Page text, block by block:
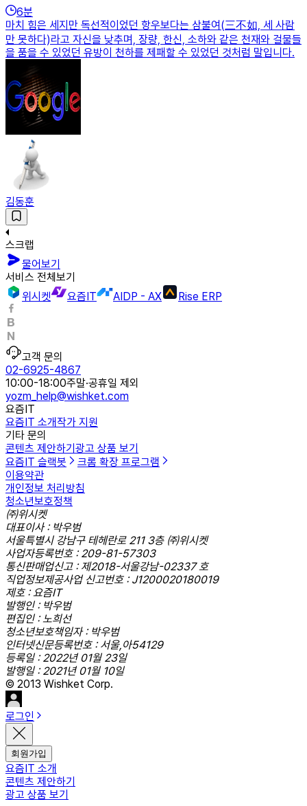
6분
마치 힘은 세지만 독선적이었던 항우보다는 삼불여(三不如, 세 사람
만 못하다)라고 자신을 낮추며, 장량, 한신, 소하와 같은 천재와 걸물들
을 품을 수 있었던 유방이 천하를 제패할 수 있었던 것처럼 말입니다.
김동훈
스크랩
물어보기
서비스 전체보기
위시켓
요즘IT AIDP - AX Rise ERP
고객 문의
02-6925-4867
10:00-18:00주말·공휴일 제외
yozm_help@wishket.com
요즘IT
요즘IT 소개작가 지원
기타 문의
콘텐츠 제안하기 광고 상품 보기
요즘IT 슬랙봇
크롬 확장 프로그램
이용약관
개인정보 처리방침
청소년보호정책
㈜위시켓
대표이사 : 박우범
서울특별시 강남구 테헤란로 211 3층 ㈜위시켓
사업자등록번호 : 209-81-57303
통신판매업신고 : 제2018-서울강남-02337 호
직업정보제공사업 신고번호 : J1200020180019
제호 : 요즘IT
발행인 : 박우범
편집인 : 노희선
청소년보호책임자 : 박우범
인터넷신문등록번호 : 서울,아54129
등록일 : 2022년 01월 23일
발행일 : 2021년 01월 10일
© 2013 Wishket Corp.
로그인
회원가입
요즘IT 소개
콘텐츠 제안하기
광고 상품 보기